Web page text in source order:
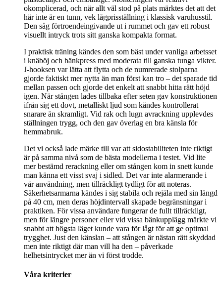
okomplicerad, och när allt väl stod på plats märktes det att det
här inte är en tunn, vek lågprisställning i klassisk varuhusstil.
Den såg förtroendeingivande ut i rummet och gav ett robust
visuellt intryck trots sitt ganska kompakta format.
I praktisk träning kändes den som bäst under vanliga arbetsset
i knäböj och bänkpress med moderata till ganska tunga vikter.
J-hooksen var lätta att flytta och de numrerade stolparna
gjorde faktiskt mer nytta än man först kan tro – det sparade tid
mellan passen och gjorde det enkelt att snabbt hitta rätt höjd
igen. När stången lades tillbaka efter seten gav konstruktionen
ifrån sig ett dovt, metalliskt ljud som kändes kontrollerat
snarare än skramligt. Vid rak och lugn avrackning upplevdes
ställningen trygg, och den gav överlag en bra känsla för
hemmabruk.
Det vi också lade märke till var att sidostabiliteten inte riktigt
är på samma nivå som de bästa modellerna i testet. Vid lite
mer bestämd rerackning eller om stången kom in snett kunde
man känna ett visst svaj i sidled. Det var inte alarmerande i
vår användning, men tillräckligt tydligt för att noteras.
Säkerhetsarmarna kändes i sig stabila och rejäla med sin längd
på 40 cm, men deras höjdintervall skapade begränsningar i
praktiken. För vissa användare fungerar de fullt tillräckligt,
men för längre personer eller vid vissa bänkupplägg märkte vi
snabbt att högsta läget kunde vara för lågt för att ge optimal
trygghet. Just den känslan – att stången är nästan rätt skyddad
men inte riktigt där man vill ha den – påverkade
helhetsintrycket mer än vi först trodde.
Våra kriterier